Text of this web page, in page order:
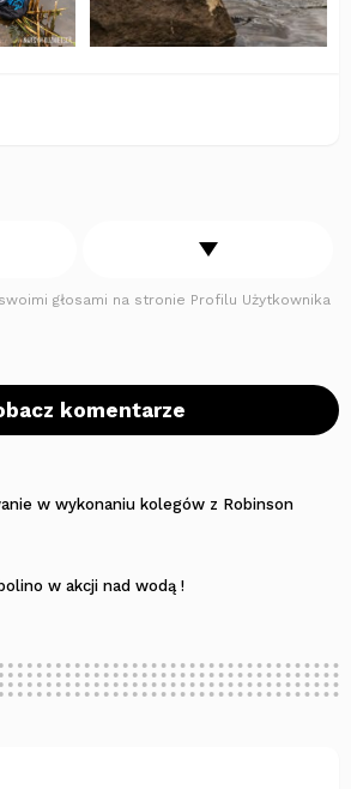
głosami na stronie Profilu Użytkownika
komentarze
w wykonaniu kolegów z Robinson
w akcji nad wodą !